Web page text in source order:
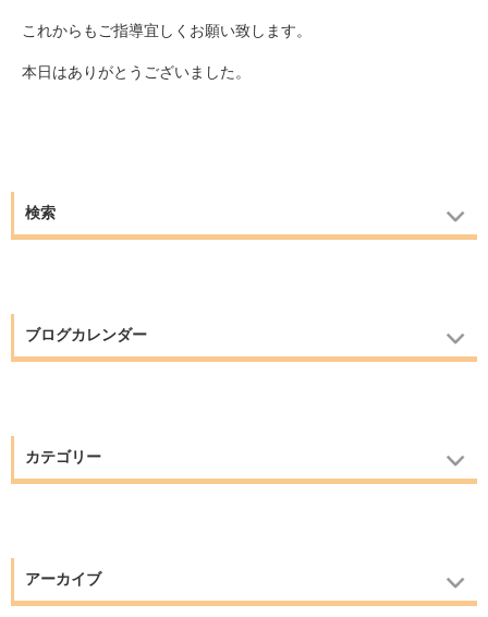
これからもご指導宜しくお願い致します。
本日はありがとうございました。
検索
ブログカレンダー
カテゴリー
アーカイブ